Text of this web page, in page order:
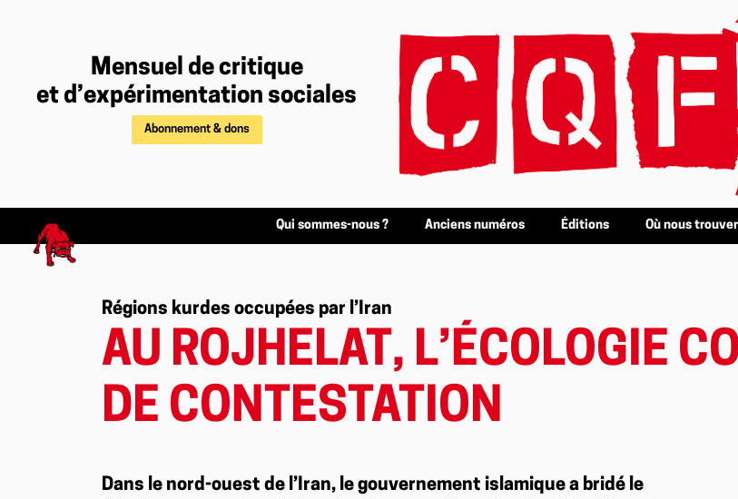
Mensuel de critique
et d’expérimentation sociales
Abonnement & dons
Qui sommes-nous ? Anciens numéros Éditions Où nous
Régions kurdes occupées par l’Iran
AU ROJHELAT, L’ÉCOLOGIE
DE CONTESTATION
Dans le nord-ouest de l’Iran, le gouvernement islamique a bridé le